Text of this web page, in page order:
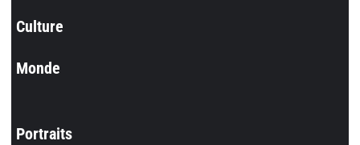
Culture
Monde
Portraits